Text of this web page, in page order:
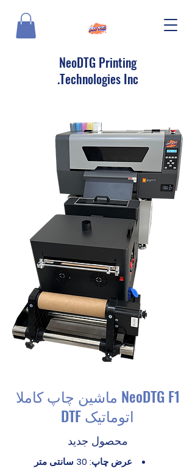
NeoDTG Printing
Technologies Inc.
NeoDTG F1 ماشین چاپ کاملا
اتوماتیک DTF
محصول جدید
عرض چاپ: 30 سانتی متر